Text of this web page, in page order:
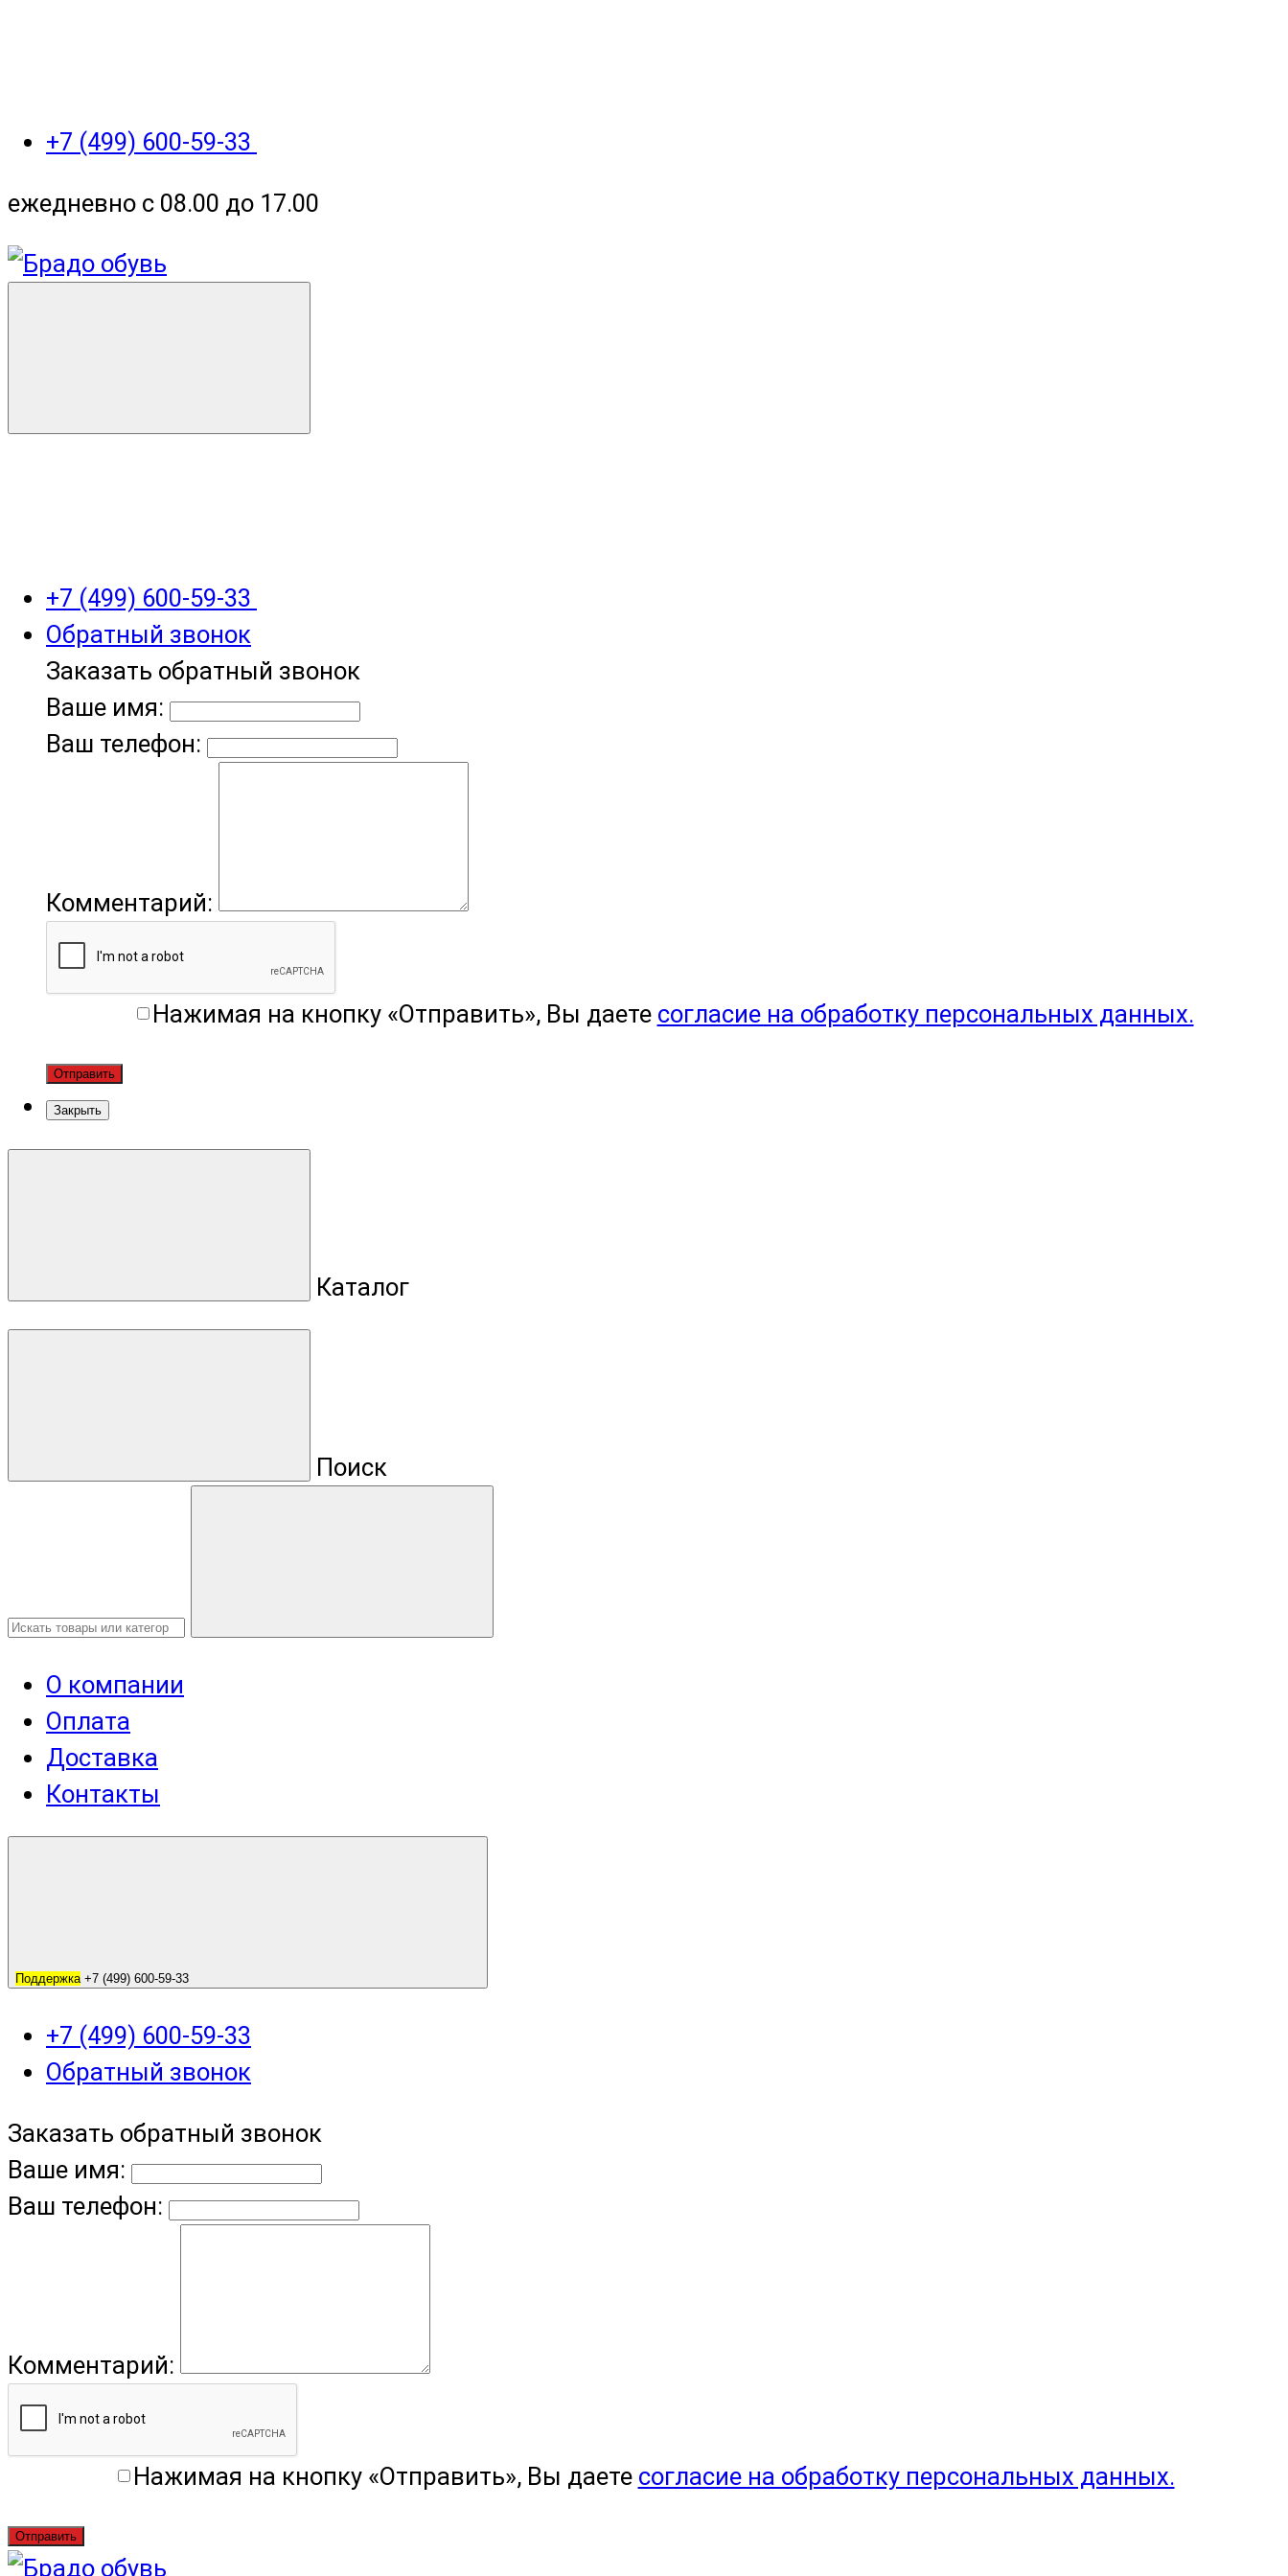
+7 (499) 600-59-33
ежедневно с 08.00 до 17.00
+7 (499) 600-59-33
Обратный звонок
Заказать обратный звонок
Ваше имя:
Ваш телефон:
Комментарий:
Нажимая на кнопку «Отправить», Вы даете согласие на обработку персональных данных.
Отправить
Закрыть
Каталог
Поиск
О компании
Оплата
Доставка
Контакты
Поддержка+7 (499) 600-59-33
+7 (499) 600-59-33
Обратный звонок
Заказать обратный звонок
Ваше имя:
Ваш телефон:
Комментарий:
Нажимая на кнопку «Отправить», Вы даете согласие на обработку персональных данных.
Отправить